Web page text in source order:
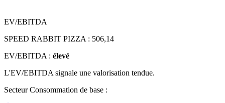
EV/EBITDA
SPEED RABBIT PIZZA : 506,14
EV/EBITDA : élevé
L'EV/EBITDA signale une valorisation tendue.
Secteur Consommation de base :